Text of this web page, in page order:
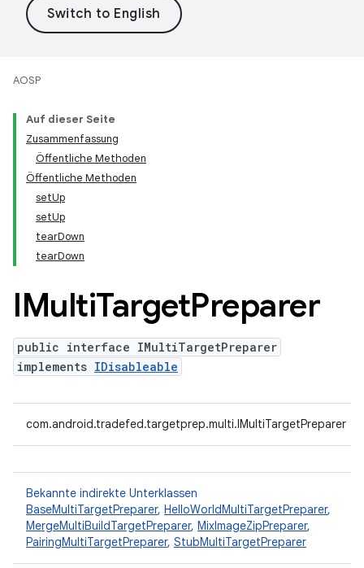
AOSP
Auf dieser Seite
Zusammenfassung
Öffentliche Methoden
Öffentliche Methoden
setUp
setUp
tearDown
tearDown
IMultiTargetPreparer
public interface IMultiTargetPreparer
implements IDisableable
com.android.tradefed.targetprep.multi.IMultiTargetPreparer
Bekannte indirekte Unterklassen
BaseMultiTargetPreparer, HelloWorldMultiTargetPreparer,
MergeMultiBuildTargetPreparer, MixImageZipPreparer,
PairingMultiTargetPreparer, StubMultiTargetPreparer